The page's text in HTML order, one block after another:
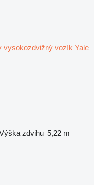
vysokozdvižný vozík Yale
Výška zdvihu 5,22 m